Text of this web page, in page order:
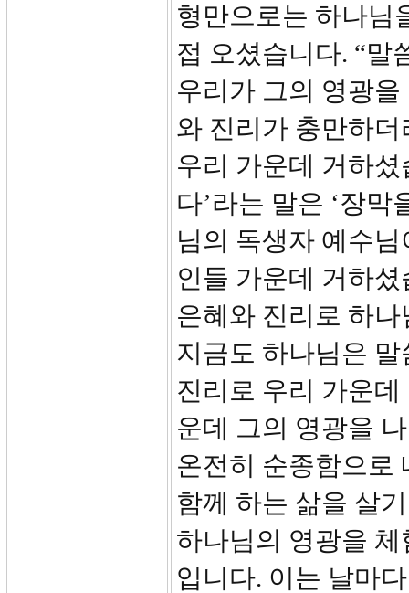
형만으로는 하나님
접 오셨습니다. “말
우리가 그의 영광
와 진리가 충만하
우리 가운데 거하
다’라는 말은 ‘장
님의 독생자 예수
인들 가운데 거하
은혜와 진리로 하
지금도 하나님은
진리로 우리 가운
운데 그의 영광을
온전히 순종함으로
함께 하는 삶을 살
하나님의 영광을
입니다. 이는 날마